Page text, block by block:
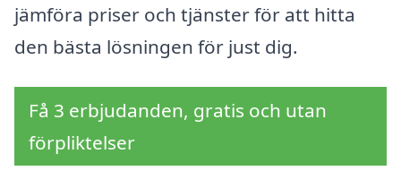
jämföra priser och tjänster för att hitta
den bästa lösningen för just dig.
Få 3 erbjudanden, gratis och utan
förpliktelser